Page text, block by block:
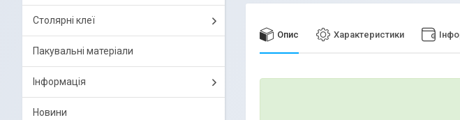
Опис Характеристики
Столярні клеї
Пакувальні матеріали
Інформація
Новини